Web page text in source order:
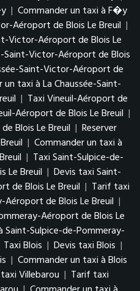
| Commander un taxi à F�y
Aéroport de Blois Le Breuil |
Victor-Aéroport de Blois Le
Saint-Victor-Aéroport de Blois
Saint-Victor-Aéroport de
un taxi à La Chaussée-Saint-
| Taxi Vineuil-Aéroport de
Aéroport de Blois Le Breuil |
Blois Le Breuil | Reserver
| Commander un taxi à
| Taxi Saint-Sulpice-de-
Le Breuil | Devis taxi Saint-
de Blois Le Breuil | Tarif taxi
de Blois Le Breuil |
Aéroport de Blois Le
Saint-Sulpice-de-Pommeray-
Taxi Blois | Devis taxi Blois |
| Commander un taxi à Blois
Villebarou | Tarif taxi